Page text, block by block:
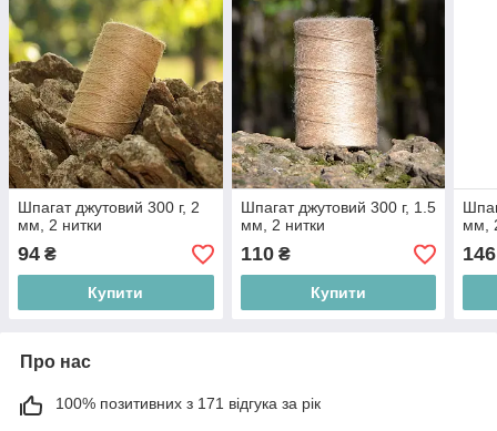
Шпагат джутовий 300 г, 2
мм, 2 нитки
94 ₴
Купити
Шпагат джутовий 300 г, 1.5
мм, 2 нитки
110₴
Купити
мм,
146
Про нас
100% позитивних з 171 відгука за рік